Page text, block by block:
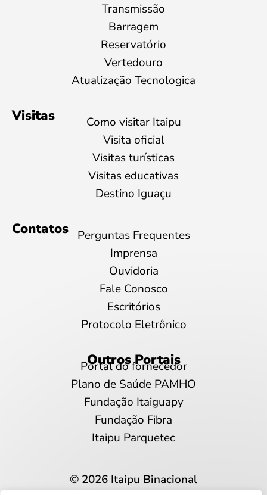
Transmissão
Barragem
Reservatório
Vertedouro
Atualização Tecnologica
Visitas
Como visitar Itaipu
Visita oficial
Visitas turísticas
Visitas educativas
Destino Iguaçu
Contatos
Perguntas Frequentes
Imprensa
Ouvidoria
Fale Conosco
Escritórios
Protocolo Eletrônico
Outros Portais
Portal do fornecedor
Plano de Saúde PAMHO
Fundação Itaiguapy
Fundação Fibra
Itaipu Parquetec
© 2026 Itaipu Binacional